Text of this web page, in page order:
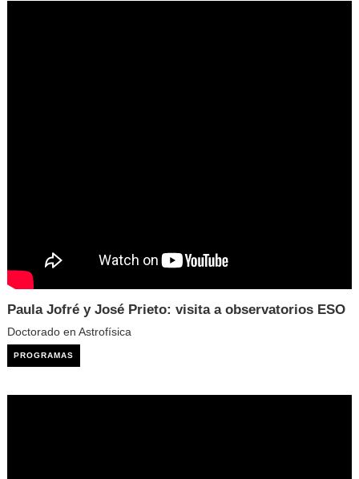
Paula Jofré y José Prieto: visita a observatorios ESO
Doctorado en Astrofísica
PROGRAMAS